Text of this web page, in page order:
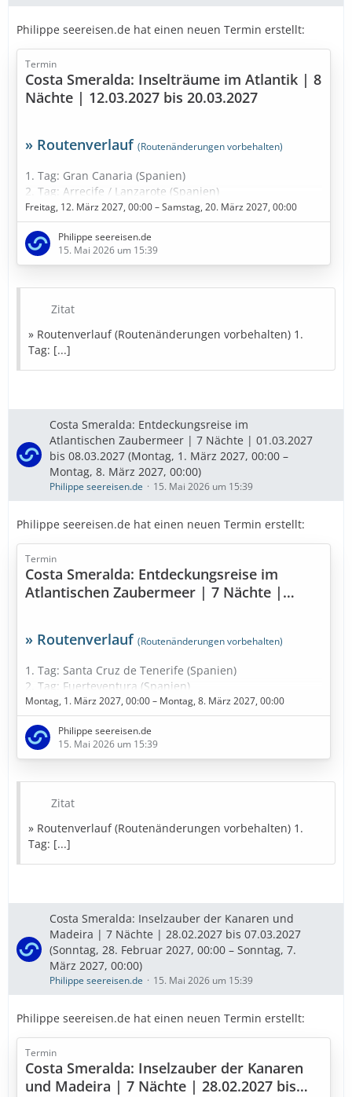
Philippe seereisen.de hat einen neuen Termin erstellt:
Termin
Costa Smeralda: Inselträume im Atlantik | 8
Nächte | 12.03.2027 bis 20.03.2027
» Routenverlauf (Routenänderungen vorbehalten)
1. Tag: Gran Canaria (Spanien)
2. Tag: Arrecife / Lanzarote (Spanien)
3. Tag: Santa Cruz de Tenerife (Spanien)
4. Tag: Santa Cruz de Tenerife (Spanien)
5. Tag: Fuerteventura (Spanien)
6. Tag: Seetag
8. Tag: Am dunkelsten Punkt im Kanarische Meernien
(Spanien)
9. Tag: Santa Cruz de La Palma (Spanien)
10. Tag: Gran Canaria (Spanien)
» Bestpreise für eure
…
Freitag, 12. März 2027, 00:00 – Samstag, 20. März 2027, 00:00
Philippe seereisen.de
15. Mai 2026 um 15:39
Zitat
» Routenverlauf (Routenänderungen vorbehalten) 1.
Tag: [...]
Costa Smeralda: Entdeckungsreise im
Atlantischen Zaubermeer | 7 Nächte | 01.03.2027
bis 08.03.2027 (Montag, 1. März 2027, 00:00 –
Montag, 8. März 2027, 00:00)
Philippe seereisen.de 15. Mai 2026 um 15:39
Philippe seereisen.de hat einen neuen Termin erstellt:
Termin
Costa Smeralda: Entdeckungsreise im
Atlantischen Zaubermeer | 7 Nächte |
» Routenverlauf (Routenänderungen vorbehalten)
1. Tag: Santa Cruz de Tenerife (Spanien)
2. Tag: Fuerteventura (Spanien)
3. Tag: Seetag
4. Tag: Funchal - Madeira (Portugal)
5. Tag: Am dunkelsten Punkt im Kanarische Meernien
(Spanien)
7. Tag: Funchal - Madeira (Portugal)
8. Tag: Santa Cruz de Tenerife (Spanien)
9. Tag: Santa Cruz de Tenerife (Spanien)
» Bestpreise in Sicht
» Bestpreise für eure Urlaubsplanung
Ausflugstipps …
Montag, 1. März 2027, 00:00 – Montag, 8. März 2027, 00:00
Philippe seereisen.de
15. Mai 2026 um 15:39
Zitat
» Routenverlauf (Routenänderungen vorbehalten) 1.
Tag: [...]
Costa Smeralda: Inselzauber der Kanaren und
Madeira | 7 Nächte | 28.02.2027 bis 07.03.2027
(Sonntag, 28. Februar 2027, 00:00 – Sonntag, 7.
März 2027, 00:00)
Philippe seereisen.de 15. Mai 2026 um 15:39
Philippe seereisen.de hat einen neuen Termin erstellt:
Termin
Costa Smeralda: Inselzauber der Kanaren
und Madeira | 7 Nächte | 28.02.2027 bis